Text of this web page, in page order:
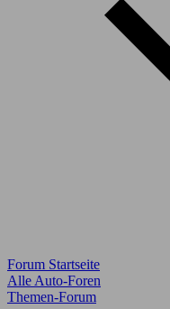
Forum Startseite
Alle Auto-Foren
Themen-Forum